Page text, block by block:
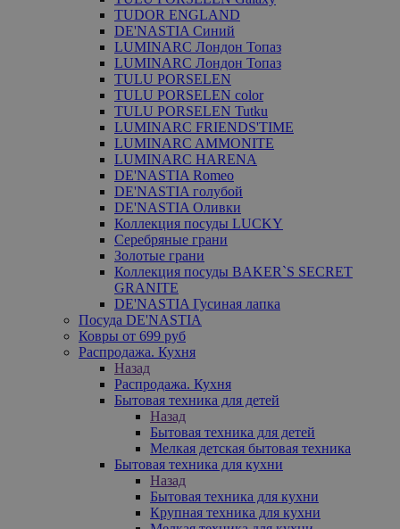
TUDOR ENGLAND
DE'NASTIA Синий
LUMINARC Лондон Топаз
LUMINARC Лондон Топаз
TULU PORSELEN
TULU PORSELEN color
TULU PORSELEN Tutku
LUMINARC FRIENDS'TIME
LUMINARC AMMONITE
LUMINARC HARENA
DE'NASTIA Romeo
DE'NASTIA голубой
DE'NASTIA Оливки
Коллекция посуды LUCKY
Серебряные грани
Золотые грани
Коллекция посуды BAKER`S SECRET
GRANITE
DE'NASTIA Гусиная лапка
Посуда DE'NASTIA
Ковры от 699 руб
Распродажа. Кухня
Назад
Распродажа. Кухня
Бытовая техника для детей
Назад
Бытовая техника для детей
Мелкая детская бытовая техника
Бытовая техника для кухни
Назад
Бытовая техника для кухни
Крупная техника для кухни